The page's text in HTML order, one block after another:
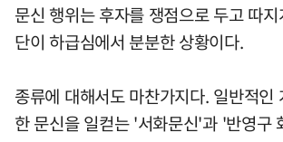
문신 행위는 후자를 쟁점으로 두고 따
단이 하급심에서 분분한 상황이다.
종류에 대해서도 마찬가지다. 일반적인
한 문신을 일컫는 '서화문신'과 '반영구